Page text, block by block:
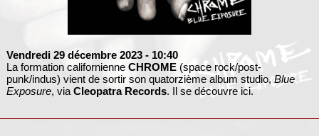
Vendredi 29 décembre 2023 - 10:40
La formation californienne CHROME(space rock/post-
punk/indus) vient de sortir son quatorzième album studio,Blue
Exposure, via Cleopatra Records. Il se découvre ici.